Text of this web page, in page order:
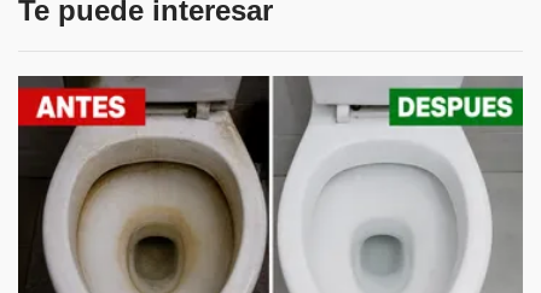
Te puede interesar